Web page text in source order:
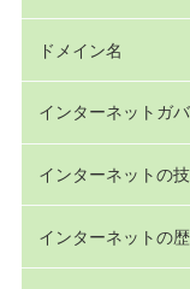
ドメイン名
インターネットガ
インターネットの
インターネットの